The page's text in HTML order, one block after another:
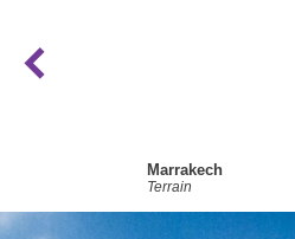
Marrakech
Terrain